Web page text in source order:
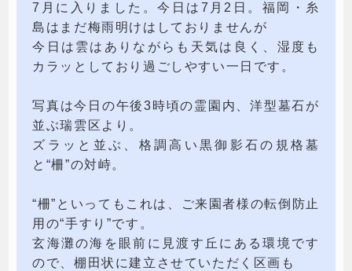
7月に入りました。今日は7月2日。福岡・糸
島はまだ梅雨明けはしておりませんが
今日は雲はありながらも天気は良く、湿度も
カラッとしており過ごしやすい一日です。
写真は今日の午後3時頃の霊園内、洋型墓石が
並ぶ瑞雲区より。
ズラッと並ぶ、格調高い黒御影石の規格墓
と“柵”の対峙。
“柵”といってもこれは、ご来園者様の転倒防止
用の“手すり”です。
玄海灘の海を眼前に見渡す丘にある環境です
ので、棚田状に建立させていただく区画も